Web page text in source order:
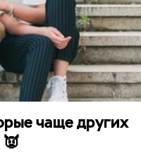
чаще других